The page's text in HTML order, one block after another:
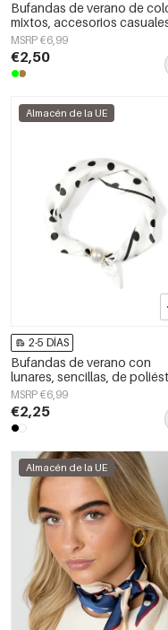
Bufandas de verano de
mixtos, accesorios
poliéster para uso diario.
MSRP €6,99
€2,50
Almacén de la UE
2-5 DÍAS
Bufandas de verano con
lunares, sencillas, de
accesorios para el día a día.
MSRP €6,99
€2,25
Almacén de la UE